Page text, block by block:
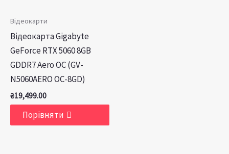
Відеокарти
Відеокарта Gigabyte
GeForce RTX 5060 8GB
GDDR7 Aero OC (GV-
N5060AERO OC-8GD)
₴19,499.00
Порівняти